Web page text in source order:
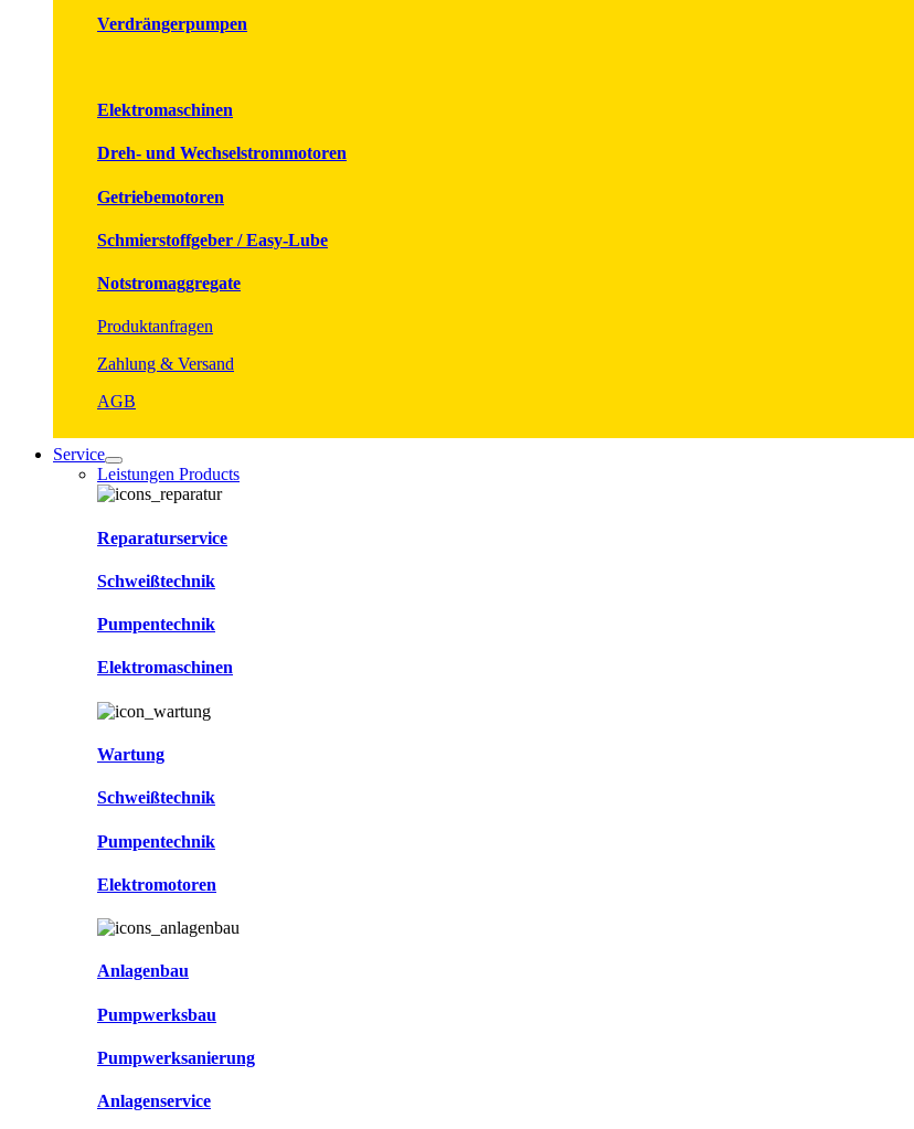
Verdrängerpumpen
Elektromaschinen
Dreh- und Wechselstrommotoren
Getriebemotoren
Schmierstoffgeber / Easy-Lube
Notstromaggregate
Produktanfragen
Zahlung & Versand
AGB
Service
Leistungen Products
Reparaturservice
Schweißtechnik
Pumpentechnik
Elektromaschinen
Wartung
Schweißtechnik
Pumpentechnik
Elektromotoren
Anlagenbau
Pumpwerksbau
Pumpwerksanierung
Anlagenservice